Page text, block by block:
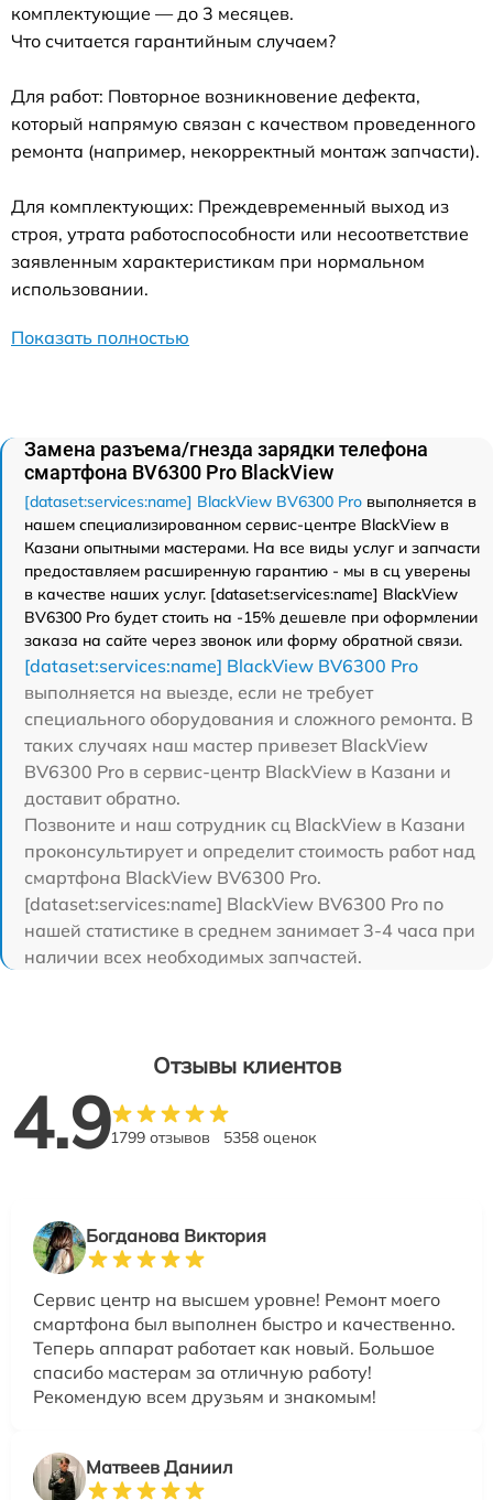
комплектующие — до 3 месяцев.
Что считается гарантийным случаем?
Для работ: Повторное возникновение дефекта,
который напрямую связан с качеством проведенного
ремонта (например, некорректный монтаж запчасти).
Для комплектующих: Преждевременный выход из
строя, утрата работоспособности или несоответствие
заявленным характеристикам при нормальном
использовании.
Показать полностью
Замена разъема/гнезда зарядки телефона
смартфона BV6300 Pro BlackView
[dataset:services:name] BlackView BV6300 Pro выполняется в
нашем специализированном сервис-центре BlackView в
Казани опытными мастерами. На все виды услуг и запчасти
предоставляем расширенную гарантию - мы в сц уверены
в качестве наших услуг. [dataset:services:name] BlackView
BV6300 Pro будет стоить на -15% дешевле при оформлении
заказа на сайте через звонок или форму обратной связи.
[dataset:services:name] BlackView BV6300 Pro
выполняется на выезде, если не требует
специального оборудования и сложного ремонта. В
таких случаях наш мастер привезет BlackView
BV6300 Pro в сервис-центр BlackView в Казани и
доставит обратно.
Позвоните и наш сотрудник сц BlackView в Казани
проконсультирует и определит стоимость работ над
смартфона BlackView BV6300 Pro.
[dataset:services:name] BlackView BV6300 Pro по
нашей статистике в среднем занимает 3-4 часа при
наличии всех необходимых запчастей.
Отзывы клиентов
4.91799 отзывов 5358 оценок
Богданова Виктория
Сервис центр на высшем уровне! Ремонт моего
смартфона был выполнен быстро и качественно.
Теперь аппарат работает как новый. Большое
спасибо мастерам за отличную работу!
Рекомендую всем друзьям и знакомым!
Матвеев Даниил